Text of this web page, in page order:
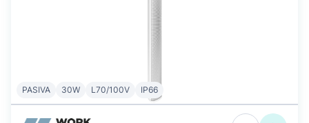
PASIVA 30W L70/100V IP66